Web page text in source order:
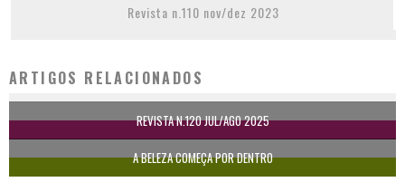
Revista n.110 nov/dez 2023
ARTIGOS RELACIONADOS
REVISTA N.120 JUL/AGO 2025
A BELEZA COMEÇA POR DENTRO